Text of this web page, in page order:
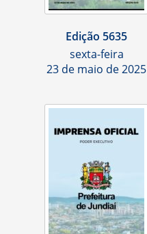
Edição 5635
sexta-feira
23 de maio de 2025